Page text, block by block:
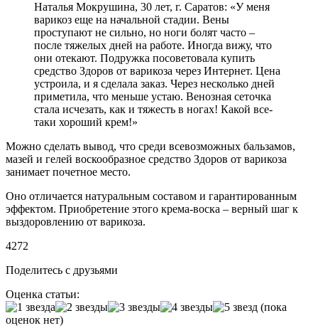
Наталья Мокрушина, 30 лет, г. Саратов: «У меня
варикоз еще на начальной стадии. Вены
проступают не сильно, но ноги болят часто –
после тяжелых дней на работе. Иногда вижу, что
они отекают. Подружка посоветовала купить
средство Здоров от варикоза через Интернет. Цена
устроила, и я сделала заказ. Через несколько дней
приметила, что меньше устаю. Венозная сеточка
стала исчезать, как и тяжесть в ногах! Какой все-
таки хороший крем!»
Можно сделать вывод, что среди всевозможных бальзамов,
мазей и гелей воскообразное средство Здоров от варикоза
занимает почетное место.
Оно отличается натуральным составом и гарантированным
эффектом. Приобретение этого крема-воска – верный шаг к
выздоровлению от варикоза.
4272
Поделитесь с друзьями
Оценка статьи:
(пока
оценок нет)